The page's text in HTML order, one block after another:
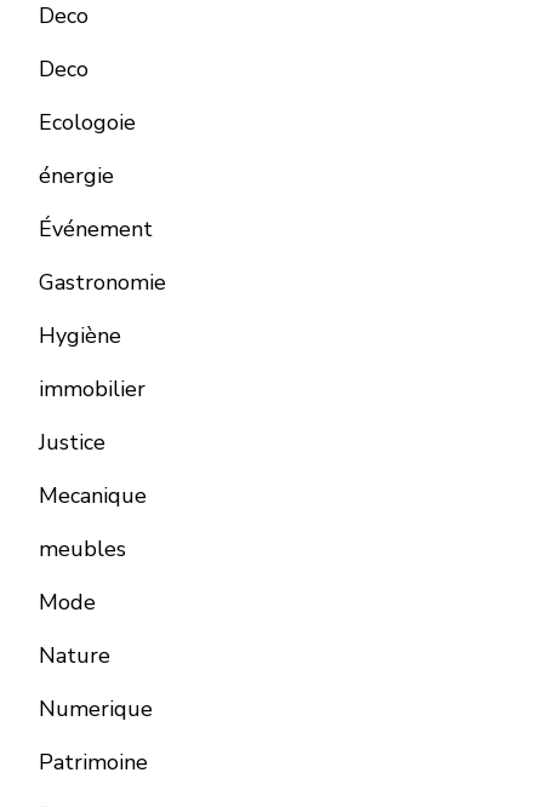
Deco
Deco
Ecologoie
énergie
Événement
Gastronomie
Hygiène
immobilier
Justice
Mecanique
meubles
Mode
Nature
Numerique
Patrimoine